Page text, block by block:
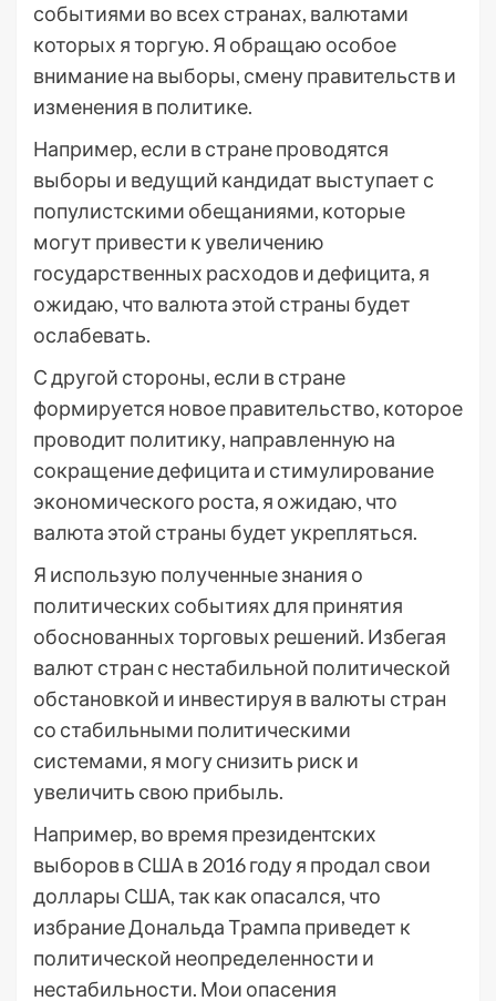
событиями во всех странах, валютами
которых я торгую. Я обращаю особое
внимание на выборы, смену правительств и
изменения в политике.
Например, если в стране проводятся
выборы и ведущий кандидат выступает с
популистскими обещаниями, которые
могут привести к увеличению
государственных расходов и дефицита, я
ожидаю, что валюта этой страны будет
ослабевать.
С другой стороны, если в стране
формируется новое правительство, которое
проводит политику, направленную на
сокращение дефицита и стимулирование
экономического роста, я ожидаю, что
валюта этой страны будет укрепляться.
Я использую полученные знания о
политических событиях для принятия
обоснованных торговых решений. Избегая
валют стран с нестабильной политической
обстановкой и инвестируя в валюты стран
со стабильными политическими
системами, я могу снизить риск и
увеличить свою прибыль.
Например, во время президентских
выборов в США в 2016 году я продал свои
доллары США, так как опасался, что
избрание Дональда Трампа приведет к
политической неопределенности и
нестабильности. Мои опасения